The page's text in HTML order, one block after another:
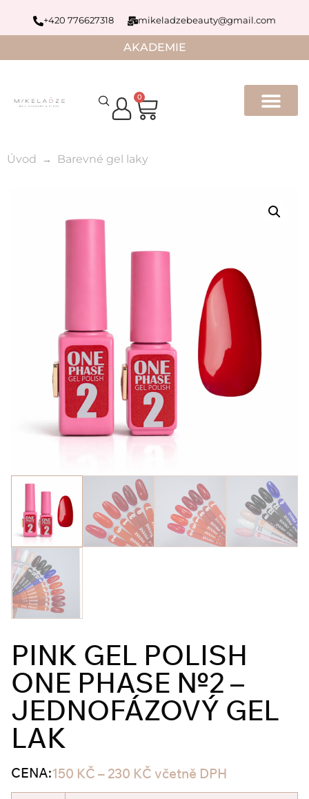
+420 776627318 mikeladzebeauty@gmail.com
AKADEMIE
0
Úvod Barevné gel laky
PINK GEL POLISH
ONE PHASE №2 –
JEDNOFÁZOVÝ GEL
LAK
CENA:150 KČ – 230 KČ včetně DPH